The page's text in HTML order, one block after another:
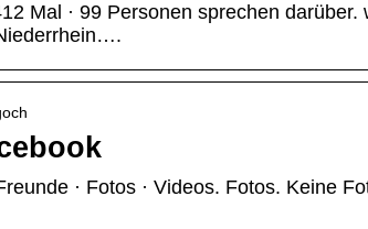
Mal · 99 Personen sprechen darüber.
· Fotos · Videos. Fotos. Keine